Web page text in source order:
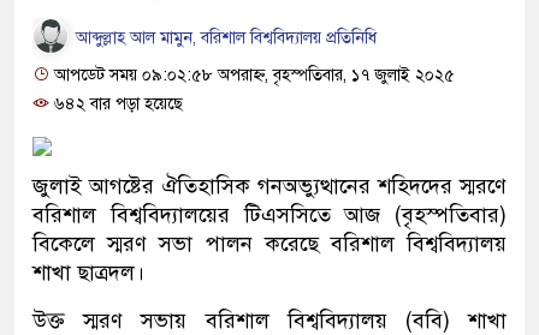
আব্দুল্লাহ আল মামুন, বরিশাল বিশ্ববিদ্যালয় প্রতিনিধি
আপডেট সময় ০৯:০২:৫৮ অপরাহ্ন, বৃহস্পতিবার, ১৭ জুলাই ২০২৫
৬৪২ বার পড়া হয়েছে
জুলাই আগষ্টের ঐতিহাসিক গনঅভ্যুত্থানের শহিদদের স্মরণে
বরিশাল বিশ্ববিদ্যালয়ের টিএসসিতে আজ (বৃহস্পতিবার)
বিকেলে স্মরণ সভা পালন করেছে বরিশাল বিশ্ববিদ্যালয়
শাখা ছাত্রদল।
উক্ত স্মরণ সভায় বরিশাল বিশ্ববিদ্যালয় (ববি) শাখা